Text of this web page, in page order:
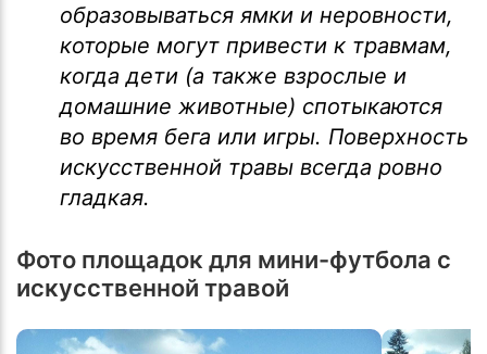
образовываться ямки и неровности,
которые могут привести к травмам,
когда дети (а также взрослые и
домашние животные) спотыкаются
во время бега или игры. Поверхность
искусственной травы всегда ровно
гладкая.
Фото площадок для мини-футбола с
искусственной травой